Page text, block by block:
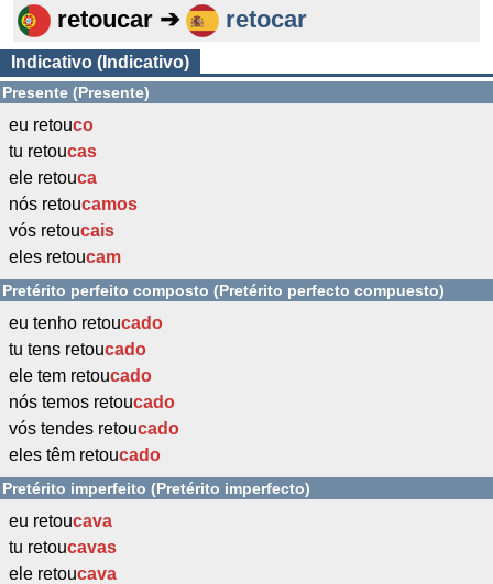
retoucar ➔ retocar
Indicativo (Indicativo)
Presente (Presente)
eu retouco
tu retoucas
ele retouca
nós retoucamos
vós retoucais
eles retoucam
Pretérito perfeito composto (Pretérito perfecto compuesto)
eu tenho retoucado
tu tens retoucado
ele tem retoucado
nós temos retoucado
vós tendes retoucado
eles têm retoucado
Pretérito imperfeito (Pretérito imperfecto)
eu retoucava
tu retoucavas
ele retoucava